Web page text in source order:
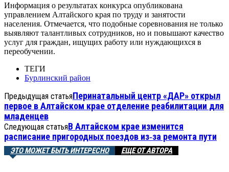
Информация о результатах конкурса опубликована
управлением Алтайского края по труду и занятости
населения. Отмечается, что подобные соревнования не только
выявляют талантливых сотрудников, но и повышают качество
услуг для граждан, ищущих работу или нуждающихся в
переобучении.
ТЕГИ
Бурлинский район
Предыдущая статьяПеринатальный центр «ДАР» открыл
первое в Алтайском крае отделение реабилитации для
младенцев
Следующая статьяВ Алтайском крае изменится
расписание пригородных поездов из‑за ремонта пути
ЭТО МОЖЕТ БЫТЬ ИНТЕРЕСНО ЕЩЕ ОТ АВТОРА